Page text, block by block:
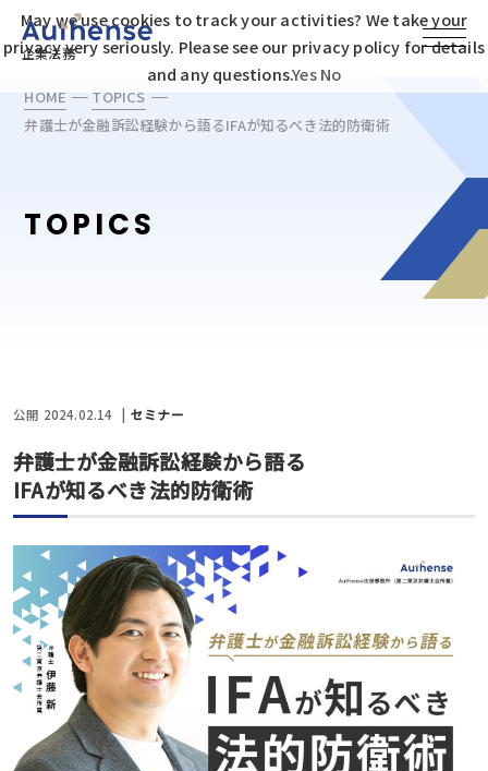
企業法務
HOME
TOPICS
弁護士が金融訴訟経験から語るIFAが知るべき法的防衛術
TOPICS
公開 2024.02.14 セミナー
弁護士が金融訴訟経験から語る
IFAが知るべき法的防衛術
May we use cookies to track your activities? We take your
privacy very seriously. Please see our privacy policy for details
and any questions.Yes No